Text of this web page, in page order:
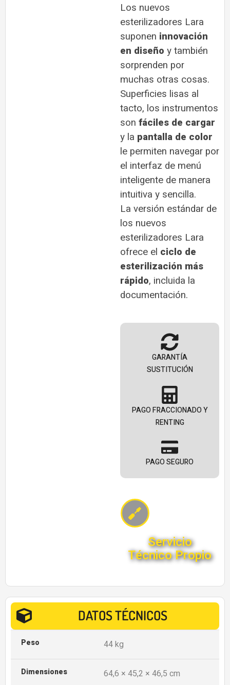
Los nuevos
esterilizadores Lara
suponen innovación
en diseño y también
sorprenden por
muchas otras cosas.
Superficies lisas al
tacto, los instrumentos
son fáciles de cargar
y la pantalla de color
le permiten navegar por
el interfaz de menú
inteligente de manera
intuitiva y sencilla.
La versión estándar de
los nuevos
esterilizadores Lara
ofrece el ciclo de
esterilización más
rápido, incluida la
documentación.
GARANTÍA
SUSTITUCIÓN
PAGO FRACCIONADO Y
RENTING
PAGO SEGURO
Servicio
Técnico Propio
DATOS TÉCNICOS
Peso 44 kg
Dimensiones 64,6 × 45,2 × 46,5 cm